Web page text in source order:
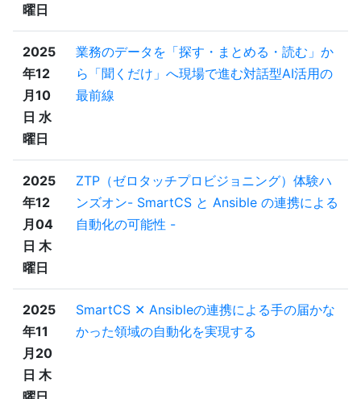
曜日
2025
年12
月10
日 水
曜日
業務のデータを「探す・まとめる・読む」か
ら「聞くだけ」へ現場で進む対話型AI活用の
最前線
2025
年12
月04
日 木
曜日
ZTP（ゼロタッチプロビジョニング）体験ハ
ンズオン- SmartCS と Ansible の連携による
自動化の可能性 -
2025
年11
月20
日 木
SmartCS ✕ Ansibleの連携による手の届かな
かった領域の自動化を実現する